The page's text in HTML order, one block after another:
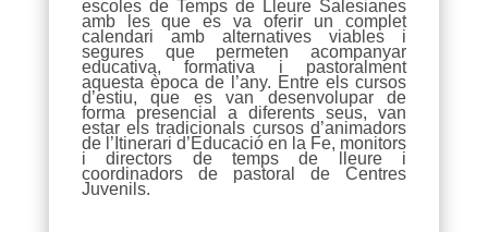
escoles de Temps de Lleure Salesianes
amb les que es va oferir un complet
calendari amb alternatives viables i
segures que permeten acompanyar
educativa, formativa i pastoralment
aquesta època de l’any. Entre els cursos
d’estiu, que es van desenvolupar de
forma presencial a diferents seus, van
estar els tradicionals cursos d’animadors
de l’Itinerari d’Educació en la Fe, monitors
i directors de temps de lleure i
coordinadors de pastoral de Centres
Juvenils.